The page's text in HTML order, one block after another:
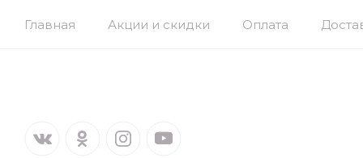
Главная Акции и скидки Оплата